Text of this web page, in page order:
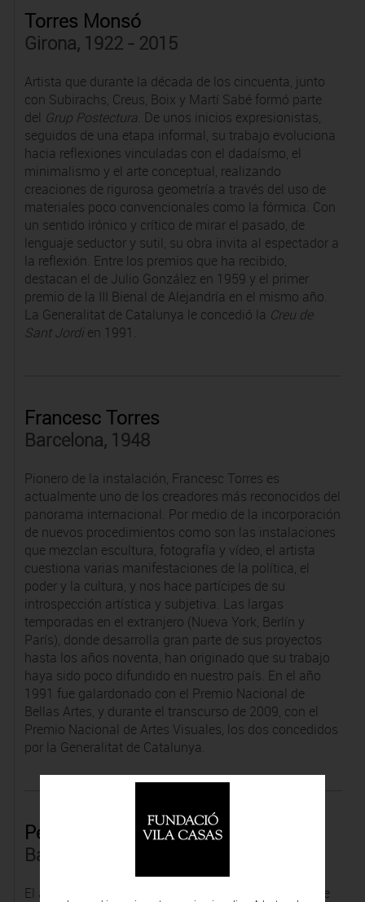
Torres Monsó
Girona, 1922 - 2015
Artista que durante la década de los cincuenta, junto
con Subirachs, Creus, Boix y Martí Sabé formó parte
del Grup Postectura. De unos inicios expresionistas,
seguidos de una etapa informal, su trabajo evoluciona
hacia reflexiones vinculadas con el dadaísmo, el
minimalismo y el arte conceptual, realizando
creaciones de rigurosa geometría a través del uso de
materiales poco convencionales como la fórmica. Con
un sentido irónico y crítico de mirar el pasado, de
lenguaje seductor y sutil, su obra invita al espectador a
la reflexión. Entre los premios que ha recibido,
destacan el de Julio González en 1959 y el primer
premio de la III Bienal de Alejandría en el mismo año.
La Generalitat de Catalunya le concedió la Creu de
Sant Jordien 1991.
Francesc Torres
Barcelona, 1948
Pionero de la instalación, Francesc Torres es
actualmente uno de los creadores más reconocidos del
panorama internacional. Por medio de la incorporación
de nuevos procedimientos como son las instalaciones
que mezclan escultura, fotografía y vídeo, el artista
cuestiona varias manifestaciones de la política, el
poder y la cultura, y nos hace partícipes de su
introspección artística y subjetiva. Las largas
temporadas en el extranjero (Nueva York, Berlín y
París), donde desarrolla gran parte de sus proyectos
hasta los años noventa, han originado que su trabajo
haya sido poco difundido en nuestro país. En el año
1991 fue galardonado con el Premio Nacional de
Bellas Artes, y durante el transcurso de 2009, con el
Premio Nacional de Artes Visuales, los dos concedidos
por la Generalitat de Catalunya.
Pele Torres
Barcelona, 1933 - 2015
El año 1947 empezó como aprendiz en los talleres de